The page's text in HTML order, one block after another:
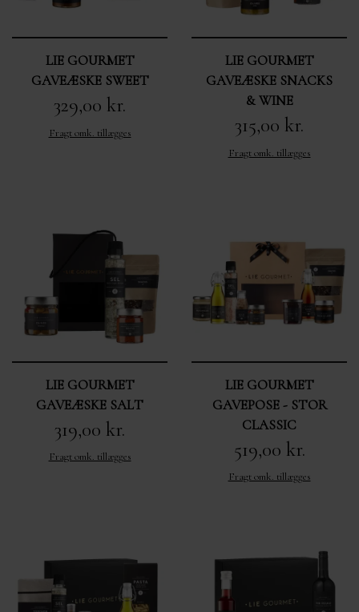
LIE GOURMET
GAVEÆSKE SWEET
329,00 kr.
Fragt omk. tillægges
LIE GOURMET
GAVEÆSKE SNACKS
& WINE
315,00 kr.
Fragt omk. tillægges
LIE GOURMET
GAVEÆSKE SALT
319,00 kr.
Fragt omk. tillægges
LIE GOURMET
GAVEPOSE - STOR
CLASSIC
519,00 kr.
Fragt omk. tillægges